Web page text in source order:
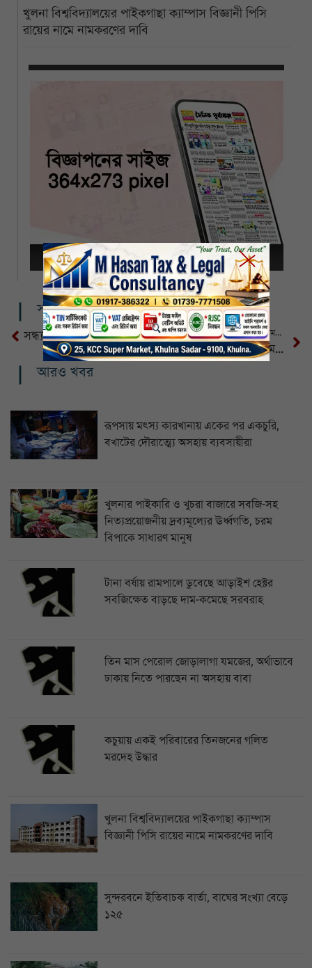
খুলনা বিশ্ববিদ্যালয়ের পাইকগাছা ক্যাম্পাস বিজ্ঞানী পিসি
রায়ের নামে নামকরণের দাবি
সম্পর্কিত খবর
সন্ধ্যার মধ্যে দেশের ৮ অঞ্চলে ঝড়ের পূর্বাভাস হত্যা মামলায় চার দিনের রিমান্ডে মমতাজ
ভারতের পাঞ্জাবে ভেজাল মদপানে ১৪ জনের মৃত্যু
আরও খবর
রূপসায় মৎস্য কারখানায় একের পর একচুরি,
বখাটের দৌরাত্ম্যে অসহায় ব্যবসায়ীরা
খুলনার পাইকারি ও খুচরা বাজারে সবজি-সহ
নিত্যপ্রয়োজনীয় দ্রব্যমূল্যের ঊর্ধ্বগতি, চরম
বিপাকে সাধারণ মানুষ
টানা বর্ষায় রামপালে ডুবেছে আড়াইশ হেক্টর
সবজিক্ষেত বাড়ছে দাম-কমেছে সরবরাহ
তিন মাস পেরোল জোড়ালাগা যমজের, অর্থাভাবে
ঢাকায় নিতে পারছেন না অসহায় বাবা
কচুয়ায় একই পরিবারের তিনজনের গলিত
মরদেহ উদ্ধার
খুলনা বিশ্ববিদ্যালয়ের পাইকগাছা ক্যাম্পাস
বিজ্ঞানী পিসি রায়ের নামে নামকরণের দাবি
সুন্দরবনে ইতিবাচক বার্তা, বাঘের সংখ্যা বেড়ে
১২৫